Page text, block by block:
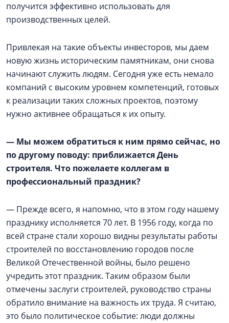
получится эффективно использовать для
производственных целей.
Привлекая на такие объекты инвесторов, мы даем
новую жизнь историческим памятникам, они снова
начинают служить людям. Сегодня уже есть немало
компаний с высоким уровнем компетенций, готовых
к реализации таких сложных проектов, поэтому
нужно активнее обращаться к их опыту.
— Мы можем обратиться к ним прямо сейчас, но
по другому поводу: приближается День
строителя. Что пожелаете коллегам в
профессиональный праздник?
— Прежде всего, я напомню, что в этом году нашему
празднику исполняется 70 лет. В 1956 году, когда по
всей стране стали хорошо видны результаты работы
строителей по восстановлению городов после
Великой Отечественной войны, было решено
учредить этот праздник. Таким образом были
отмечены заслуги строителей, руководство страны
обратило внимание на важность их труда. Я считаю,
это было политическое событие: люди должны